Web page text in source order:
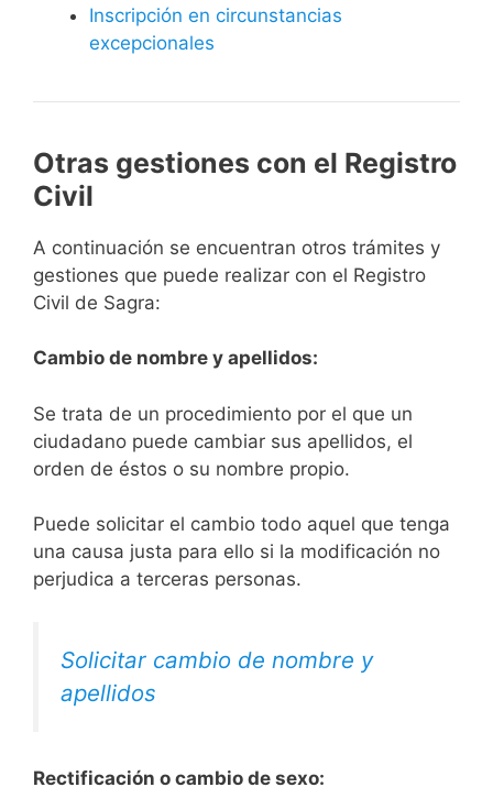
Inscripción en circunstancias
excepcionales
Otras gestiones con el Registro
Civil
A continuación se encuentran otros trámites y
gestiones que puede realizar con el Registro
Civil de Sagra:
Cambio de nombre y apellidos:
Se trata de un procedimiento por el que un
ciudadano puede cambiar sus apellidos, el
orden de éstos o su nombre propio.
Puede solicitar el cambio todo aquel que tenga
una causa justa para ello si la modificación no
perjudica a terceras personas.
Solicitar cambio de nombre y
apellidos
Rectificación o cambio de sexo: